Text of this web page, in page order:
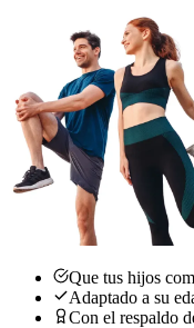
Que tus hijos
Adaptado a su
Con el respaldo